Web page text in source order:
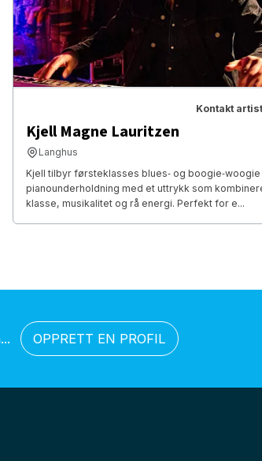
Kontakt
Kjell Magne Lauritzen
Langhus
Kjell tilbyr førsteklasses blues‑ og boogie‑woogie
pianounderholdning med et uttrykk som
klasse, musikalitet og rå energi. Perfekt for e...
OPPRETT EN PROFIL